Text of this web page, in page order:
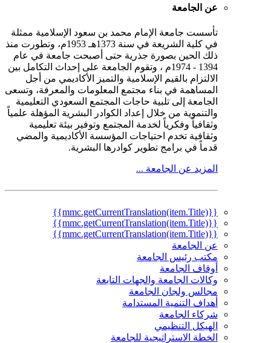
عن الجامعة
تأسست جامعة الإمام محمد بن سعود الإسلامية ممثلة
في كلية الشريعة في سنة 1373هـ 1953م، وتطورت منذ
ذلك الحين بصورة جذرية حتى أصبحت جامعة في عام
1394 - 1974م ، وتقوم الجامعة على إحداث التكامل بين
الالتزام بالقيم الإسلامية والتميز الأكاديمي من أجل
المساهمة في بناء مجتمع المعلومات والمعرفة، وتسعى
الجامعة إلى تلبية حاجات المجتمع السعودي التعليمية
والتنموية من خلال إعداد الكوادر البشرية المؤهلة علمياً
وثقافياً وفكرياً لخدمة المجتمع وتوفير بيئة تعليمية
وثقافية تخدم احتياجات المؤسسة الأكاديمية والمضي
قدماً في برامج تطوير كوادرها البشرية.
المزيد عن الجامعة ...
{{mmc.getCurrentTranslation(item.Title)}}
{{mmc.getCurrentTranslation(item.Title)}}
{{mmc.getCurrentTranslation(item.Title)}}
عن الجامعة
مكتب رئيس الجامعة
أوقاف الجامعة
وكالات الجامعة والجهات التابعة
مجالس ولجان الجامعة
أهداف التنمية المستدامة
شركاء الجامعة
الهيكل التنظيمي
الخطة الاستراتيجية للجامعة